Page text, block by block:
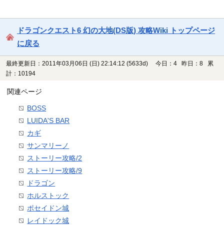
ドラゴンクエスト6 幻の大地(DS版) 攻略Wiki トップページ
に戻る
最終更新日：2011年03月06日 (日) 22:14:12 (5633d)
今日：4 昨日：8 累
計：10194
関連ページ
BOSS
LUIDA'S BAR
カギ
サンマリーノ
ストーリー攻略/2
ストーリー攻略/9
ドラゴン
ホルストック
ポセイドン城
レイドック城